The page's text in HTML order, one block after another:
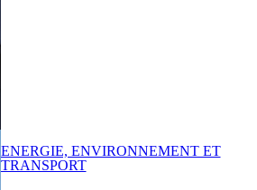
ENERGIE, ENVIRONNEMENT ET
TRANSPORT